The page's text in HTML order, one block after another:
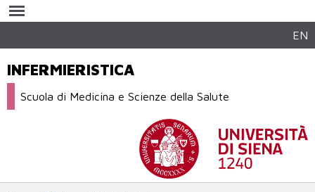
contenuto
EN
INFERMIERISTICA
Scuola di Medicina e Scienze della Salute